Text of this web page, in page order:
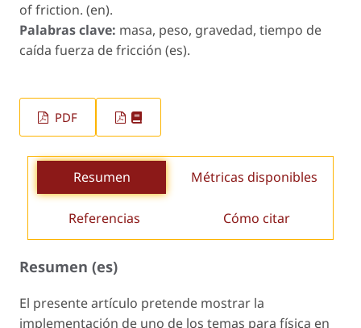
of friction. (en).
Palabras clave: masa, peso, gravedad, tiempo de
caída fuerza de fricción (es).
PDF
Resumen Métricas disponibles
Referencias Cómo citar
Resumen (es)
El presente artículo pretende mostrar la
implementación de uno de los temas para física en